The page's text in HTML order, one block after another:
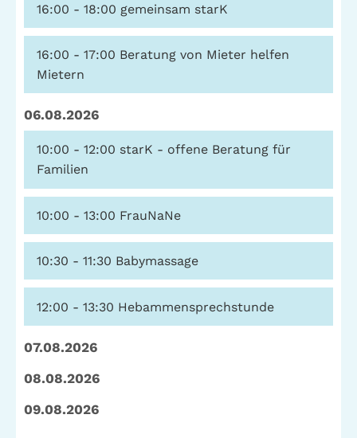
16:00 - 18:00 gemeinsam starK
16:00 - 17:00 Beratung von Mieter helfen
Mietern
06.08.2026
10:00 - 12:00 starK - offene Beratung für
Familien
10:00 - 13:00 FrauNaNe
10:30 - 11:30 Babymassage
12:00 - 13:30 Hebammensprechstunde
07.08.2026
08.08.2026
09.08.2026